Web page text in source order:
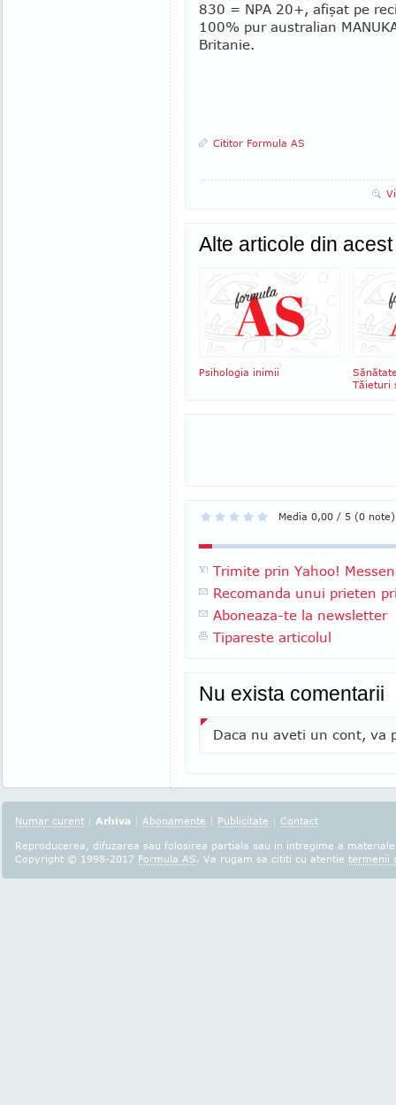
830 = NPA 20+, afişat pe
100% pur australian
Britanie.
Cititor Formula AS
Alte articole din
Psihologia inimii
Tăieturi
Media 0,00 / 5 (0 note)
Trimite prin Yahoo!
Recomanda unui prieten
Aboneaza-te la newsletter
Tipareste articolul
Nu exista comentarii
Daca nu aveti un cont, va
Numar curent | Arhiva | Abonamente | Publicitate | Contact
Reproducerea, difuzarea sau folosirea partiala sau in intregime a
Copyright © 1998-2017 Formula AS. Va rugam sa cititi cu atentie termenii